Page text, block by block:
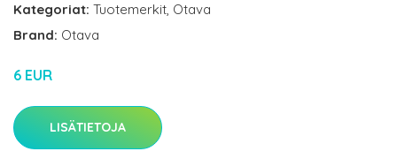
Kategoriat: Tuotemerkit, Otava
Brand: Otava
6 EUR
LISÄTIETOJA